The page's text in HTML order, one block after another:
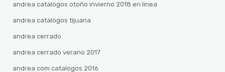
andrea catalogos otoño invierno 2018 en linea
andrea catalogos tijuana
andrea cerrado
andrea cerrado verano 2017
andrea com catalogos 2016